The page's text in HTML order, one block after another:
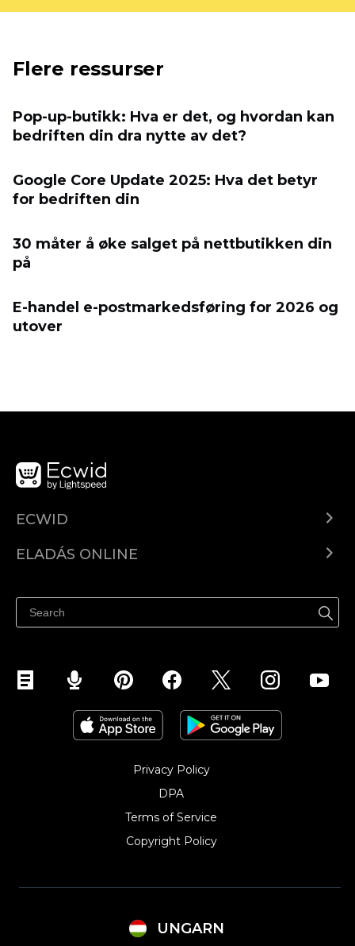
Flere ressurser
Pop-up-butikk: Hva er det, og hvordan kan
bedriften din dra nytte av det?
Google Core Update 2025: Hva det betyr
for bedriften din
30 måter å øke salget på nettbutikken din
på
E-handel e-postmarkedsføring for 2026 og
utover
ECWID
Árkalkuláció
ELADÁS ONLINE
Eladás a Facebookon
Eladás Instagramon
Privacy Policy
DPA
Terms of Service
Copyright Policy‎
UNGARN